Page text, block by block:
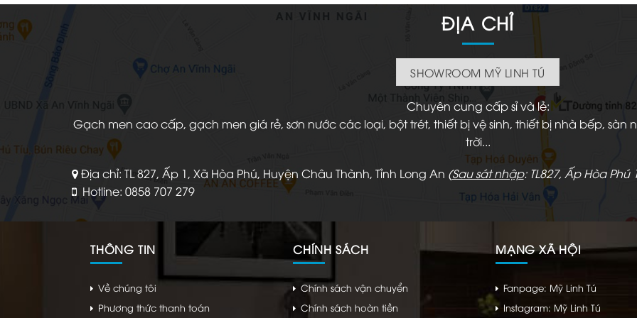
ĐỊA CHỈ
SHOWROOM MỸ LINH TÚ
Chuyên cung cấp sỉ và lẻ:
Gạch men cao cấp, gạch men giá rẻ, sơn nước các loại, bột trét, thiết bị vệ sinh, thiết bị nhà bếp,
trời...
Địa chỉ: TL 827, Ấp 1, Xã Hòa Phú, Huyện Châu Thành, Tỉnh Long An (Sau sát nhập: TL827, Ấp Hòa Phú
Hotline: 0858 707 279
THÔNG TIN
Về chúng tôi
Phương thức thanh toán
CHÍNH SÁCH
Chính sách vận chuyển
Chính sách hoàn tiền
MẠNG XÃ HỘI
Fanpage: Mỹ Linh Tú
Instagram: Mỹ Linh Tú